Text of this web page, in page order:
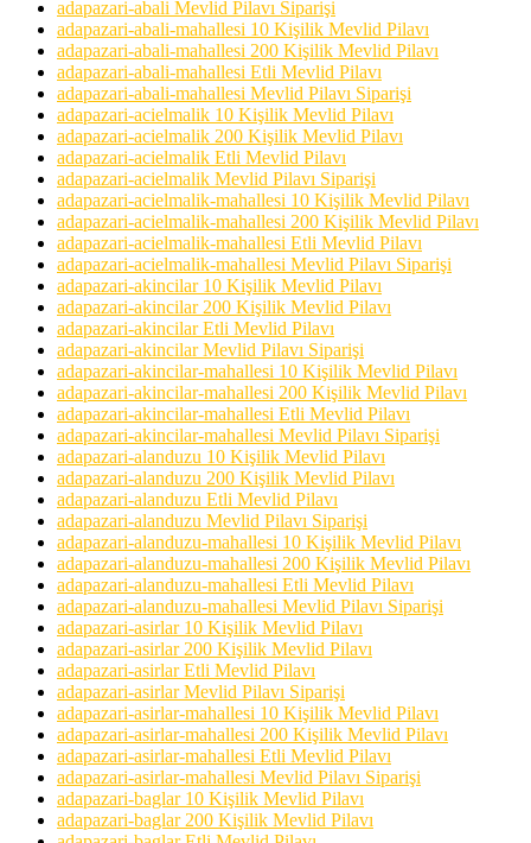
adapazari-abali Mevlid Pilavı Siparişi
adapazari-abali-mahallesi 10 Kişilik Mevlid Pilavı
adapazari-abali-mahallesi 200 Kişilik Mevlid Pilavı
adapazari-abali-mahallesi Etli Mevlid Pilavı
adapazari-abali-mahallesi Mevlid Pilavı Siparişi
adapazari-acielmalik 10 Kişilik Mevlid Pilavı
adapazari-acielmalik 200 Kişilik Mevlid Pilavı
adapazari-acielmalik Etli Mevlid Pilavı
adapazari-acielmalik Mevlid Pilavı Siparişi
adapazari-acielmalik-mahallesi 10 Kişilik Mevlid Pilavı
adapazari-acielmalik-mahallesi 200 Kişilik Mevlid Pilavı
adapazari-acielmalik-mahallesi Etli Mevlid Pilavı
adapazari-acielmalik-mahallesi Mevlid Pilavı Siparişi
adapazari-akincilar 10 Kişilik Mevlid Pilavı
adapazari-akincilar 200 Kişilik Mevlid Pilavı
adapazari-akincilar Etli Mevlid Pilavı
adapazari-akincilar Mevlid Pilavı Siparişi
adapazari-akincilar-mahallesi 10 Kişilik Mevlid Pilavı
adapazari-akincilar-mahallesi 200 Kişilik Mevlid Pilavı
adapazari-akincilar-mahallesi Etli Mevlid Pilavı
adapazari-akincilar-mahallesi Mevlid Pilavı Siparişi
adapazari-alanduzu 10 Kişilik Mevlid Pilavı
adapazari-alanduzu 200 Kişilik Mevlid Pilavı
adapazari-alanduzu Etli Mevlid Pilavı
adapazari-alanduzu Mevlid Pilavı Siparişi
adapazari-alanduzu-mahallesi 10 Kişilik Mevlid Pilavı
adapazari-alanduzu-mahallesi 200 Kişilik Mevlid Pilavı
adapazari-alanduzu-mahallesi Etli Mevlid Pilavı
adapazari-alanduzu-mahallesi Mevlid Pilavı Siparişi
adapazari-asirlar 10 Kişilik Mevlid Pilavı
adapazari-asirlar 200 Kişilik Mevlid Pilavı
adapazari-asirlar Etli Mevlid Pilavı
adapazari-asirlar Mevlid Pilavı Siparişi
adapazari-asirlar-mahallesi 10 Kişilik Mevlid Pilavı
adapazari-asirlar-mahallesi 200 Kişilik Mevlid Pilavı
adapazari-asirlar-mahallesi Etli Mevlid Pilavı
adapazari-asirlar-mahallesi Mevlid Pilavı Siparişi
adapazari-baglar 10 Kişilik Mevlid Pilavı
adapazari-baglar 200 Kişilik Mevlid Pilavı